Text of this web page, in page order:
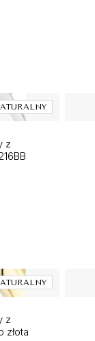
z
z
złota